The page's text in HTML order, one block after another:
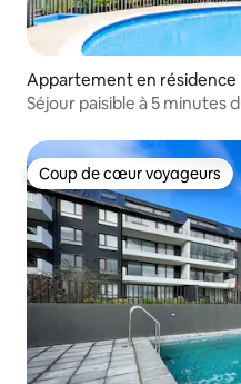
Appartement en résidence
Séjour paisible à 5 minutes
Coup de cœur voyageurs
Coup de cœur voyageurs